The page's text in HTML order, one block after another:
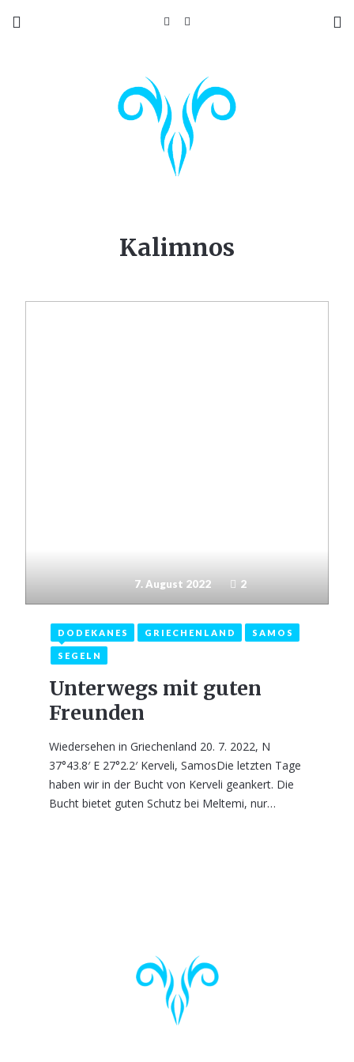
Kalimnos
7. August 2022 2
DODEKANES GRIECHENLAND SAMOS
SEGELN
Unterwegs mit guten
Freunden
Wiedersehen in Griechenland 20. 7. 2022, N
37°43.8′ E 27°2.2′ Kerveli, SamosDie letzten Tage
haben wir in der Bucht von Kerveli geankert. Die
Bucht bietet guten Schutz bei Meltemi, nur…